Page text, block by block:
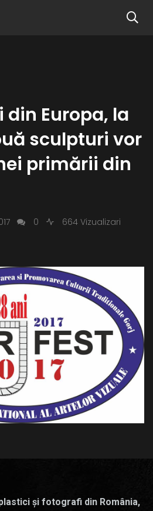
Europa, la
sculpturi vor
primării din
0
664 Vizualizari
și fotografi din România,